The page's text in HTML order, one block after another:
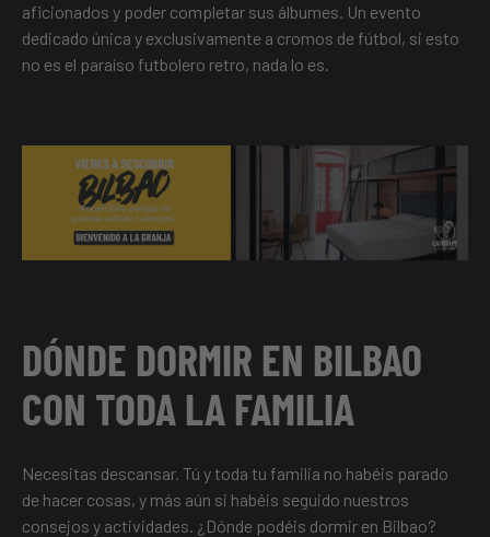
aficionados y poder completar sus álbumes. Un evento
dedicado única y exclusivamente a cromos de fútbol, si esto
no es el paraíso futbolero retro, nada lo es.
DÓNDE DORMIR EN BILBAO
CON TODA LA FAMILIA
Necesitas descansar. Tú y toda tu familia no habéis parado
de hacer cosas, y más aún si habéis seguido nuestros
consejos y actividades. ¿Dónde podéis dormir en Bilbao?